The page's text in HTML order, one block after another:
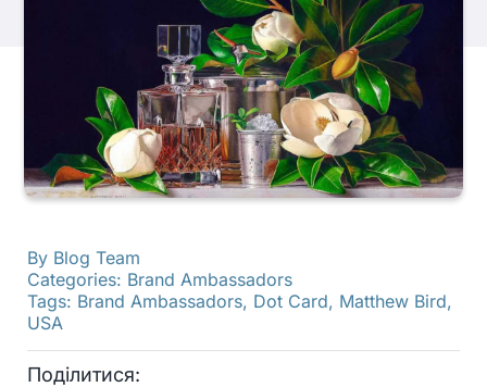
Блог
Ресурси
By Blog Team
Categories: Brand Ambassadors
Tags: Brand Ambassadors, Dot Card, Matthew Bird,
USA
Поділитися: